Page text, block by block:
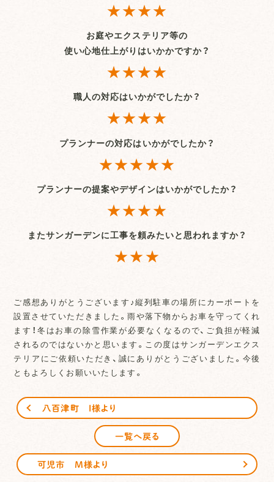
★★★★
お庭やエクステリア等の
使い心地仕上がりはいかかですか？
★★★★
職人の対応はいかがでしたか？
★★★★
プランナーの対応はいかがでしたか？
★★★★★
プランナーの提案やデザインはいかがでしたか？
★★★★
またサンガーデンに工事を頼みたいと思われますか？
★★★
ご感想ありがとうございます♪縦列駐車の場所にカーポートを
設置させていただきました。雨や落下物からお車を守ってくれ
ます！冬はお車の除雪作業が必要なくなるので、ご負担が軽減
されるのではないかと思います。この度はサンガーデンエクス
テリアにご依頼いただき、誠にありがとうございました。今後
ともよろしくお願いいたします。
八百津町 I様より
一覧へ戻る
可児市 M様より